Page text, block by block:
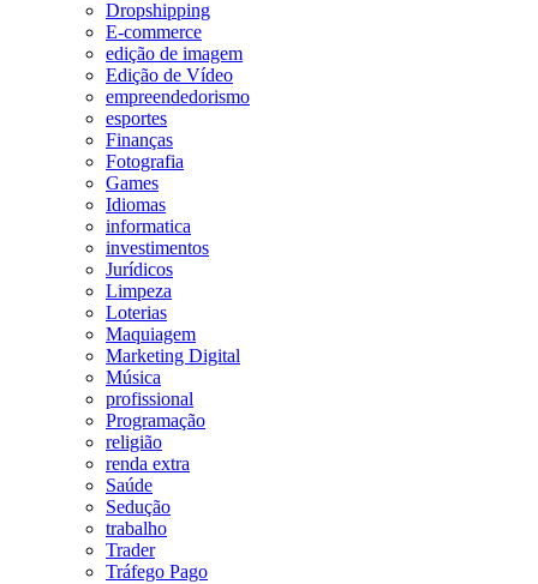
Dropshipping
E-commerce
edição de imagem
Edição de Vídeo
empreendedorismo
esportes
Finanças
Fotografia
Games
Idiomas
informatica
investimentos
Jurídicos
Limpeza
Loterias
Maquiagem
Marketing Digital
Música
profissional
Programação
religião
renda extra
Saúde
Sedução
trabalho
Trader
Tráfego Pago